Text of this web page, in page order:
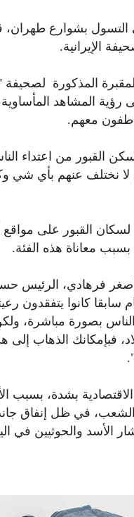
بشوارع طهران،
الإيرانية.
المذكورة لصحيفة
رؤية المشاهد
معهم.
القبور من اعتداء
نختلف عنهم بأي شي
لسكان القبور على
بسبب معاناة هذه الفئة.
أصغر فرهادي،
سابقا كانوا
بصورة مباشرة، ولكن
فبإمكانك الذهاب
بشدة، بسبب
الشعب، في ظل إنفاق
الأسد والحوثيين في